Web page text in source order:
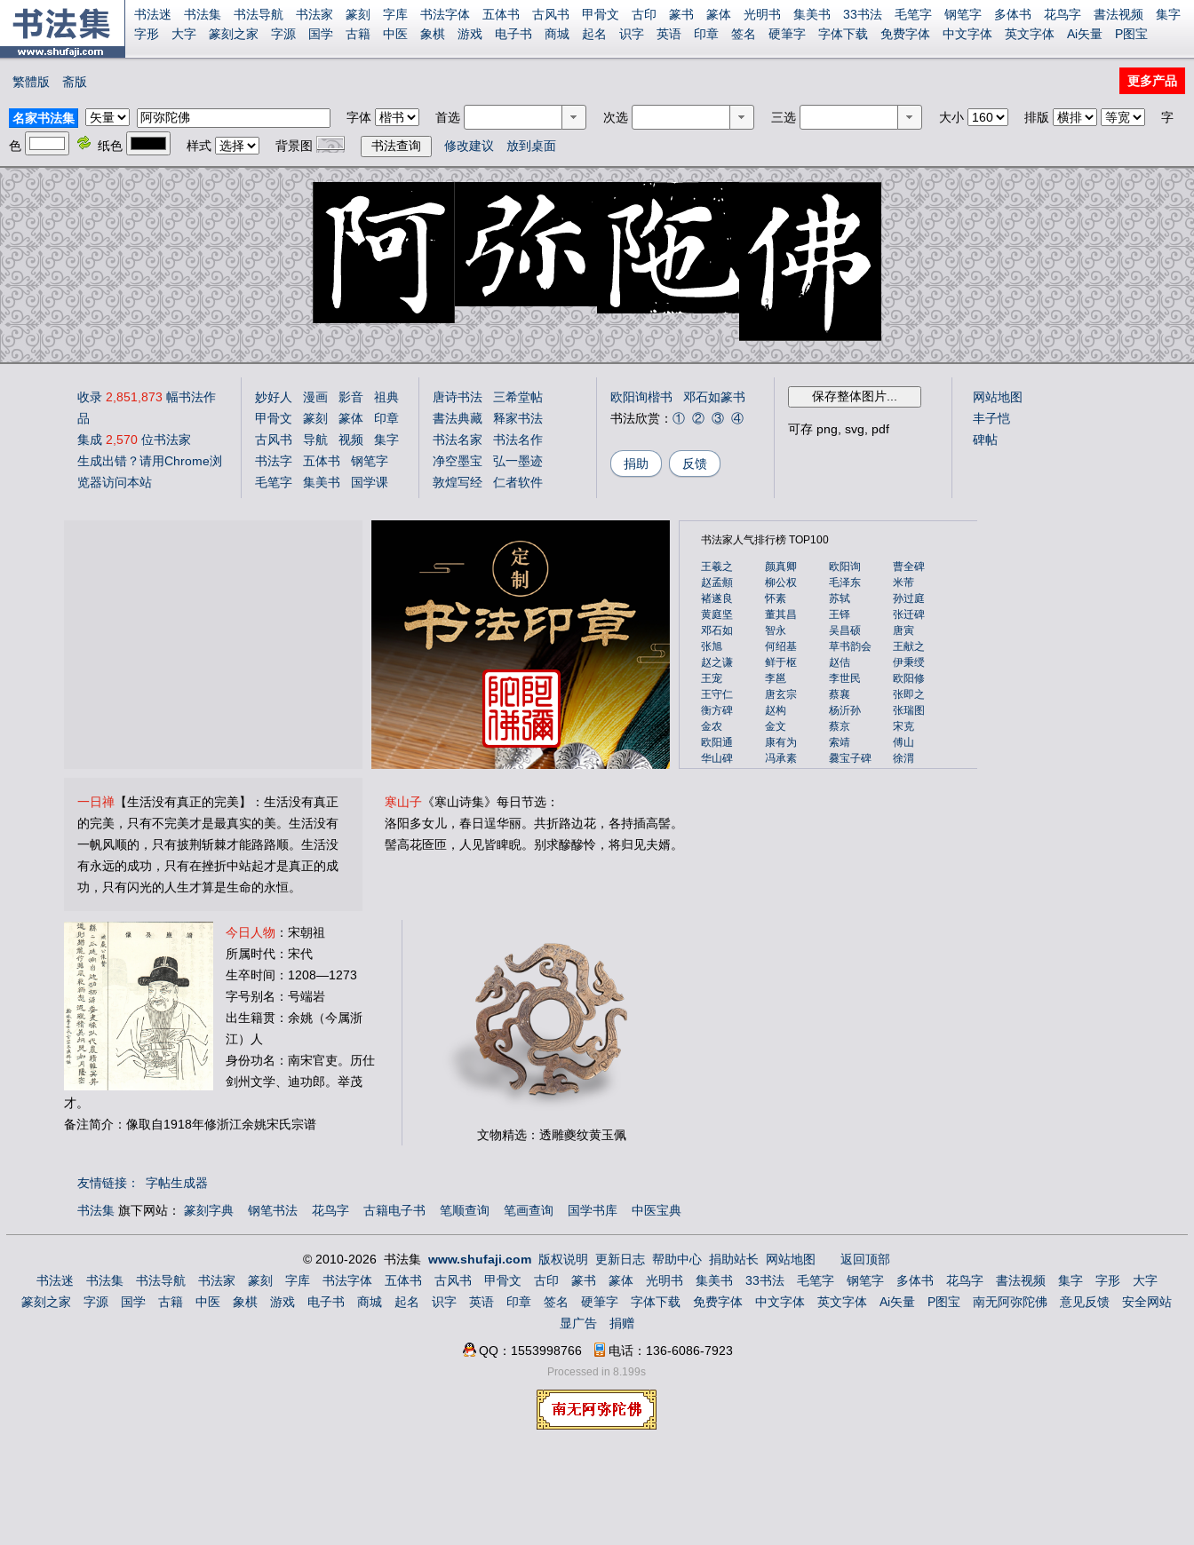
书法迷 书法集 书法导航 书法家 篆刻 字库 书法字体 五体书 古风书 甲骨文 古印 篆书 篆体 光明书 集美书 33书法 毛笔字 钢笔字 多体书 花鸟字 書法视频
集字
字形
大字 篆刻之家 字源 国学 古籍 中医 象棋 游戏 电子书 商城 起名 识字 英语 印章 签名 硬筆字 字体下载 免费字体 中文字体 英文字体 Ai矢量
P图宝
繁體版
斋版 更多产品
名家书法集 字体 首选 次选 三选 大小 排版
字
色
纸色 样式 背景图 修改建议 放到桌面
收录 2,851,873 幅书法作
品
集成 2,570 位书法家
生成出错？请用Chrome浏
览器访问本站
妙好人 漫画 影音
祖典
甲骨文
篆刻 篆体
印章
古风书
导航 视频
集字
书法字
五体书
钢笔字
毛笔字
集美书
国学课
唐诗书法
三希堂帖
書法典藏
释家书法
书法名家
书法名作
净空墨宝
弘一墨迹
敦煌写经
仁者软件
说文解字
文字蒙求
金文字典
书法年表
百福图
百佛图
朝代年表
本机字
文物鉴赏
欧阳询楷书
邓石如篆书
书法欣赏： ① ② ③ ④
捐助 反馈
可存 png, svg, pdf
网站地图
丰子恺
碑帖
书法家人气排行榜 TOP100
王羲之 颜真卿 欧阳询
曹全碑
赵孟頫
柳公权 毛泽东
米芾
褚遂良
怀素 苏轼
孙过庭
黄庭坚
董其昌 王铎
张迁碑
邓石如
智永 吴昌硕
唐寅
张旭
何绍基 草书韵会
王献之
赵之谦
鲜于枢 赵佶
伊秉绶
王宠
李邕 李世民
欧阳修
王守仁
唐玄宗 蔡襄
张即之
衡方碑
赵构 杨沂孙
张瑞图
金农
金文 蔡京
宋克
欧阳通
康有为 索靖
傅山
华山碑
冯承素 爨宝子碑
徐渭
一日禅 【生活没有真正的完美】：生活没有真正
的完美，只有不完美才是最真实的美。生活没有
一帆风顺的，只有披荆斩棘才能路路顺。生活没
有永远的成功，只有在挫折中站起才是真正的成
功，只有闪光的人生才算是生命的永恒。
寒山子 《寒山诗集》每日节选：
洛阳多女儿，春日逞华丽。共折路边花，各持插高髻。
髻高花匼匝，人见皆睥睨。别求醦醦怜，将归见夫婿。
今日人物 ：宋朝祖
所属时代：宋代
生卒时间：1208—1273
字号别名：号端岩
出生籍贯：余姚（今属浙
江）人
身份功名：南宋官吏。历仕
剑州文学、迪功郎。举茂
才。
备注简介：像取自1918年修浙江余姚宋氏宗谱
文物精选：透雕夔纹黄玉佩
友情链接：
字帖生成器
书法集 旗下网站： 篆刻字典 钢笔书法 花鸟字 古籍电子书 笔顺查询 笔画查询 国学书库 中医宝典
© 2010-2026 书法集www.shufaji.com 版权说明 更新日志 帮助中心 捐助站长 网站地图
返回顶部
书法迷
书法集 书法导航 书法家 篆刻 字库 书法字体 五体书 古风书 甲骨文 古印 篆书 篆体 光明书 集美书 33书法 毛笔字 钢笔字 多体书 花鸟字 書法视频 集字 字形
大字
篆刻之家
字源 国学 古籍 中医 象棋 游戏 电子书 商城 起名 识字 英语 印章 签名 硬筆字 字体下载 免费字体 中文字体 英文字体 Ai矢量 P图宝 南无阿弥陀佛 意见反馈
安全网站
显广告
捐赠
QQ：1553998766
电话：136-6086-7923
Processed in 8.199s